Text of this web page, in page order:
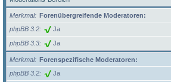
Merkmal
Forenübergreifende Moderatoren:
phpBB 3.2
Ja
phpBB 3.3 Ja
Merkmal
Forenspezifische Moderatoren:
phpBB 3.2
Ja